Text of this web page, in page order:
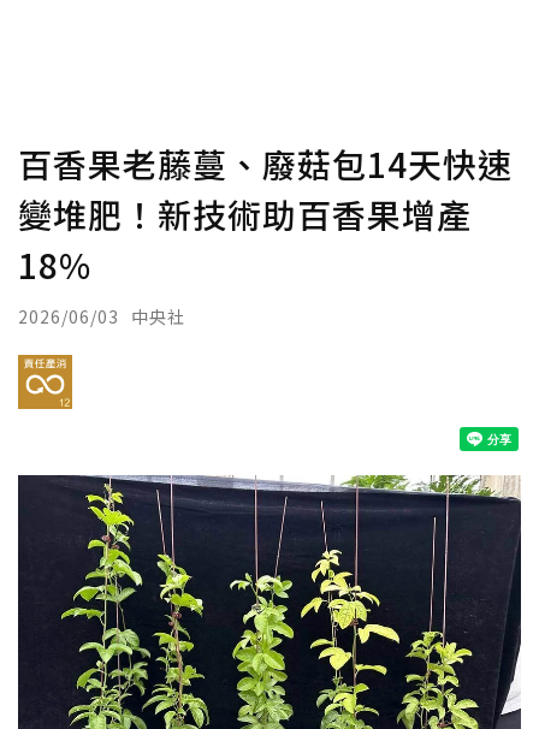
百香果老藤蔓、廢菇包14天快速
變堆肥！新技術助百香果增產
18%
2026/06/03 中央社